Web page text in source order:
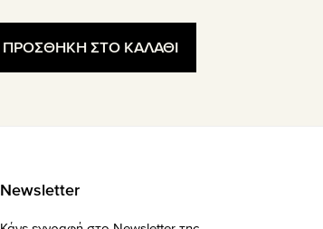
ΠΡΟΣΘΗΚΗ ΣΤΟ ΚΑΛΑΘΙ
Newsletter